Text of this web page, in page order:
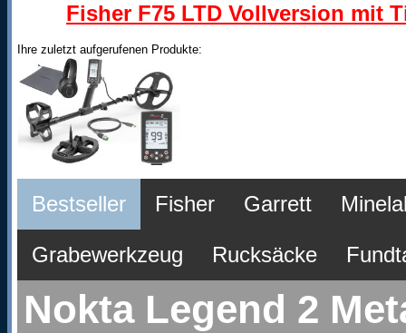
Fisher F75 LTD Vollversion mit
Ihre zuletzt aufgerufenen Produkte:
Bestseller Fisher Garrett
Grabewerkzeug Rucksäcke
Nokta Legend 2